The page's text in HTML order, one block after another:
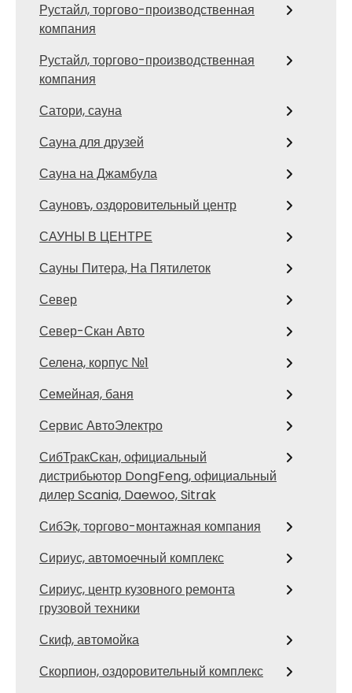
Рустайл, торгово-производственная
компания
Рустайл, торгово-производственная
компания
Сатори, сауна
Сауна для друзей
Сауна на Джамбула
Сауновъ, оздоровительный центр
САУНЫ В ЦЕНТРЕ
Сауны Питера, На Пятилеток
Север
Север-Скан Авто
Селена, корпус №1
Семейная, баня
Сервис АвтоЭлектро
СибТракСкан, официальный
дистрибьютор DongFeng, официальный
дилер Scania, Daewoo, Sitrak
СибЭк, торгово-монтажная компания
Сириус, автомоечный комплекс
Сириус, центр кузовного ремонта
грузовой техники
Скиф, автомойка
Скорпион, оздоровительный комплекс